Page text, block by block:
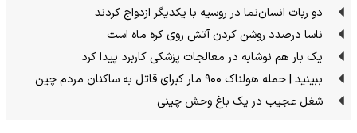
دو ربات انسان‌نما در روسیه با یکدیگر ازدواج کردند
ناسا درصدد روشن کردن آتش روی کره ماه است
یک بار هم نوشابه در معالجات پزشکی کاربرد پیدا کرد
ببینید | حمله هولناک ۹۰۰ مار کبرای قاتل به ساکنان مردم چین
شغل عجیب در یک باغ وحش چینی